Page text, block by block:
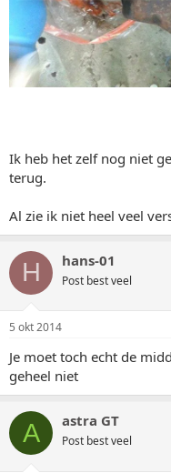
Ik heb het zelf nog niet
terug.
Al zie ik niet heel veel
H hans-01
Post best veel
5 okt 2014
Je moet toch echt de
geheel niet
A astra GT
Post best veel